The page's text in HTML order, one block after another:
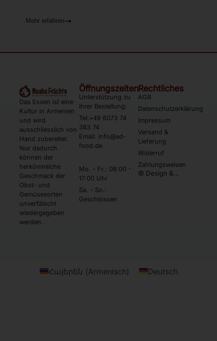
Mehr erfahren
Das Essen ist eine
Kultur in Armenien
und wird
ausschliesslich von
Hand zubereitet.
Nur dadurch
können der
herkömmliche
Geschmack der
Obst- und
Gemüsesorten
unverfälscht
wiedergegeben
werden.
Öffnungszeiten
Unterstützung zu
Ihrer Bestellung:
Tel:+49 6073 74
383 74
Email: info@ad-
food.de
Mo. - Fr.: 08:00 -
17:00 Uhr
Sa. - So.:
Geschlossen
Rechtliches
AGB
Datenschutzerklärung
Impressum
Versand &
Lieferung
Widerruf
Zahlungsweisen
© Design &
Հայերեն (Armenisch) Deutsch